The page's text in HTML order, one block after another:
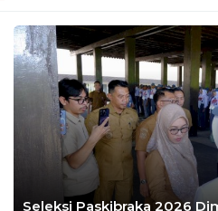
Seleksi Paskibraka 2026